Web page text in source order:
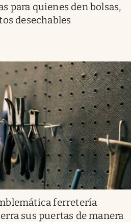
para quienes den bolsas,
desechables
ferretería
sus puertas de manera